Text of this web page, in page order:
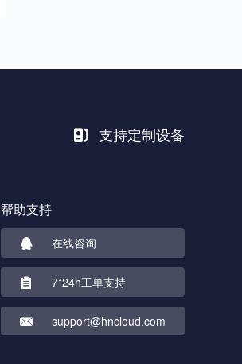
支持定制设备
帮助支持
在线咨询
7*24h工单支持
support@hncloud.com